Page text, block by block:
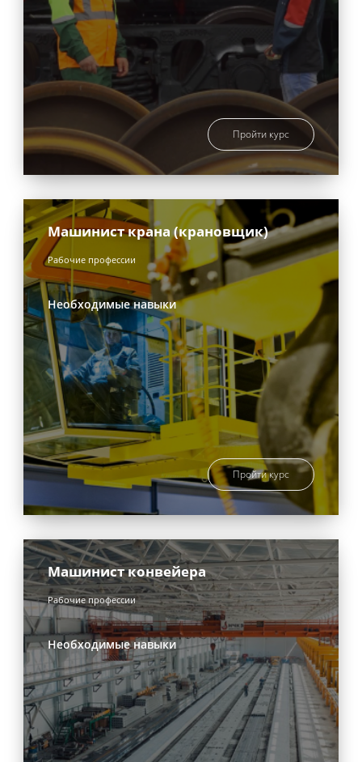
Пройти курс
Машинист крана (крановщик)
Рабочие профессии
Необходимые навыки
Пройти курс
Машинист конвейера
Рабочие профессии
Необходимые навыки